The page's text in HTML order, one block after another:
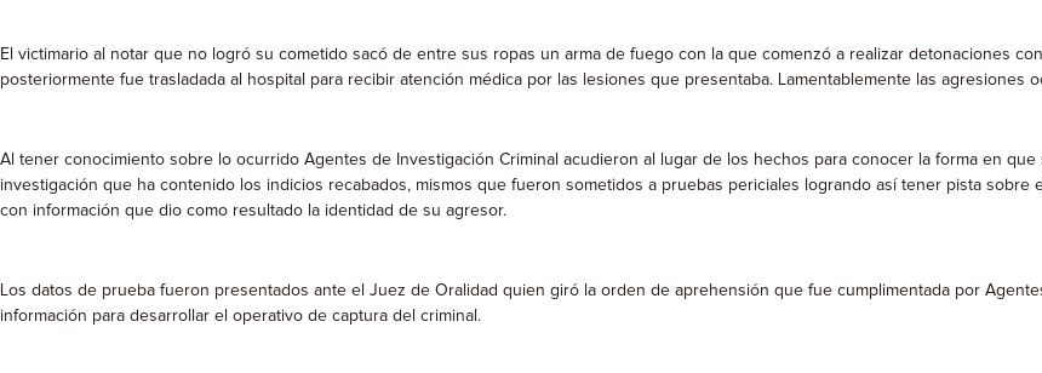
El victimario al notar que no logró su cometido sacó de entre sus ropas un arma de fuego con la que comenzó a realizar detonaciones
posteriormente fue trasladada al hospital para recibir atención médica por las lesiones que presentaba. Lamentablemente las agresiones
Al tener conocimiento sobre lo ocurrido Agentes de Investigación Criminal acudieron al lugar de los hechos para conocer la forma en
investigación que ha contenido los indicios recabados, mismos que fueron sometidos a pruebas periciales logrando así tener pista
con información que dio como resultado la identidad de su agresor.
Los datos de prueba fueron presentados ante el Juez de Oralidad quien giró la orden de aprehensión que fue cumplimentada por
información para desarrollar el operativo de captura del criminal.